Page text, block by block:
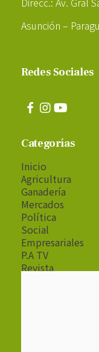
Asunción –
Redes Sociales
Categorías
Inicio
Agricultura
Ganadería
Mercados
Política
Social
Empresariales
P.A TV
Revista